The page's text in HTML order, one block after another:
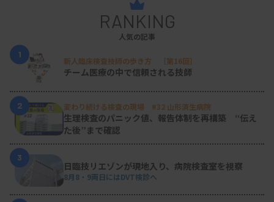
RANKING
人気の記事
1
新人臨床検査技師の歩き方 ［第16回］
チーム医療の中で信頼される技師
2 変わり続ける検査の現場 #32 山形済生病院
生理検査のパニック値、報告体制を再構築 “伝え
た後”まで確認
3
日臨技リエゾンが現地入り、病院検査室を視察
8月8・9両日にはDVT検診へ